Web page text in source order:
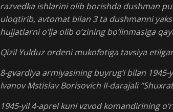
razvedka ishlarini olib borishda dushman
uloqtirib, avtomat bilan 3 ta dushmanni
hujjatlarni o‘lja olib o‘zining bo‘linmasiga
Qizil Yulduz ordeni mukofotiga tavsiya
8-gvardiya armiyasining buyrug‘i bilan
Ivanov Mstislav Borisovich II-darajali
1945-yil 4-aprel kuni vzvod komandirining